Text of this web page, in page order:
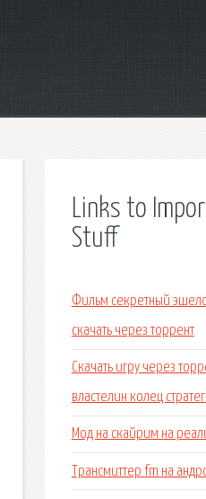
Links to
Stuff
Фильм секретный
скачать через торрент
Скачать игру через
властелин колец
Мод на скайрим на
Трансмиттер fm на